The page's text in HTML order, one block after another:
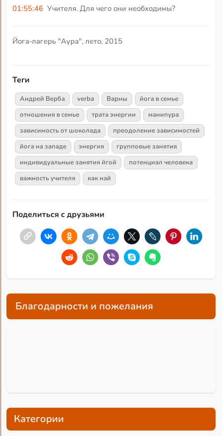
01:55:46 Учителя. Для чего они необходимы?
Йога-лагерь "Аура", лето, 2015
Теги
Андрей Верба verba Варны
йога в семье
отношения в семье
трата энергии
манипура
зависимость от шоколада
преодоление зависимостей
йога на западе
энергия
групповые занятия
индивидуальные занятия йгой
потенциал человека
важность учителя
как най
Поделиться с друзьями
Благодарности и пожелания
Категории